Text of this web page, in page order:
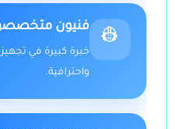
👷
فنيون
خبرة كبيرة في
واحترافية.